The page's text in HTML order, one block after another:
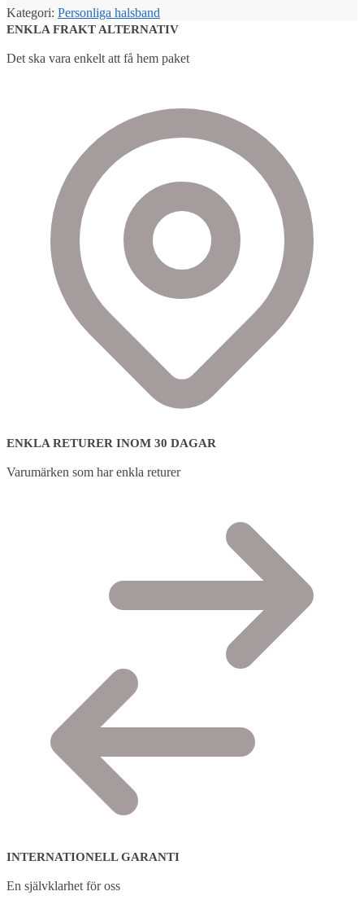
Kategori: Personliga halsband
ENKLA FRAKT ALTERNATIV
Det ska vara enkelt att få hem paket
ENKLA RETURER INOM 30 DAGAR
Varumärken som har enkla returer
INTERNATIONELL GARANTI
En självklarhet för oss